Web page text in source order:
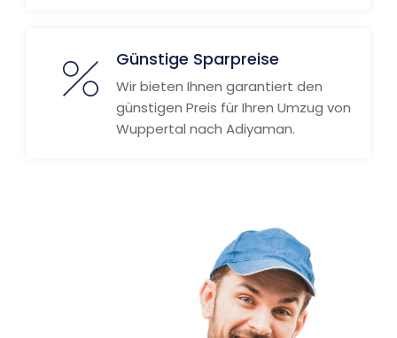
Günstige Sparpreise
Wir bieten Ihnen garantiert den
günstigen Preis für Ihren Umzug von
Wuppertal nach Adiyaman.